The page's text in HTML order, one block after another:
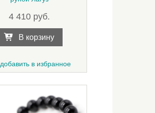
4 410 руб.
В корзину
добавить в избранное